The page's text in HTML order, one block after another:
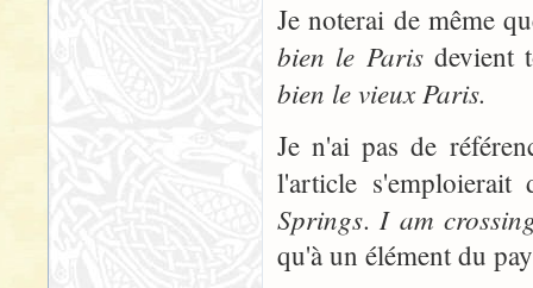
Je noterai de même
bien le Parisdevient
bien le vieux Paris.
Je n'ai pas de
l'article
Springs.I am
qu'à un élément du